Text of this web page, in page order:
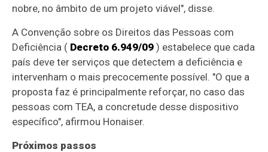
nobre, no âmbito de um projeto viável", disse.
A Convenção sobre os Direitos das Pessoas com
Deficiência ( Decreto 6.949/09 ) estabelece que cada
país deve ter serviços que detectem a deficiência e
intervenham o mais precocemente possível. "O que a
proposta faz é principalmente reforçar, no caso das
pessoas com TEA, a concretude desse dispositivo
específico", afirmou Honaiser.
Próximos passos